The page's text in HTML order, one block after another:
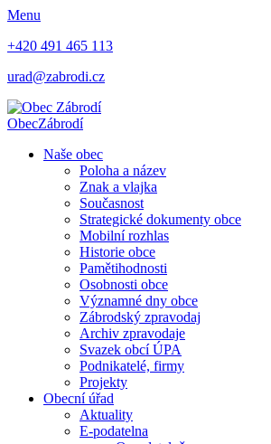
Menu
+420 491 465 113
urad@zabrodi.cz
ObecZábrodí
Naše obec
Poloha a název
Znak a vlajka
Současnost
Strategické dokumenty obce
Mobilní rozhlas
Historie obce
Pamětihodnosti
Osobnosti obce
Významné dny obce
Zábrodský zpravodaj
Archiv zpravodaje
Svazek obcí ÚPA
Podnikatelé, firmy
Projekty
Obecní úřad
Aktuality
E-podatelna